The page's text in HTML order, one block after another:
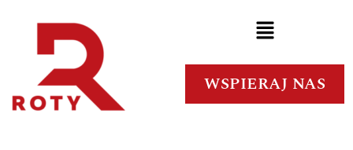
WSPIERAJ NAS